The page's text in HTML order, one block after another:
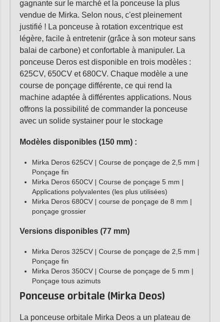
gagnante sur le marché et la ponceuse la plus
vendue de Mirka. Selon nous, c'est pleinement
justifié ! La ponceuse à rotation excentrique est
légère, facile à entretenir (grâce à son moteur sans
balai de carbone) et confortable à manipuler. La
ponceuse Deros est disponible en trois modèles :
625CV, 650CV et 680CV. Chaque modèle a une
course de ponçage différente, ce qui rend la
machine adaptée à différentes applications. Nous
offrons la possibilité de commander la ponceuse
avec un solide systainer pour le stockage
Modèles disponibles (150 mm) :
Mirka Deros 625CV | Course de ponçage de 2,5 mm |
Ponçage fin
Mirka Deros 650CV | Course de ponçage 5 mm |
Applications polyvalentes (les plus utilisées)
Mirka Deros 680CV | course de ponçage de 8 mm |
ponçage grossier
Versions disponibles (77 mm)
Mirka Deros 325CV | Course de ponçage de 2,5 mm |
Ponçage fin
Mirka Deros 350CV | Course de ponçage de 5 mm |
Ponçage tous azimuts
Ponceuse orbitale (Mirka Deos)
La ponceuse orbitale Mirka Deos a un plateau de